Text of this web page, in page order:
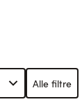
Alle filtre